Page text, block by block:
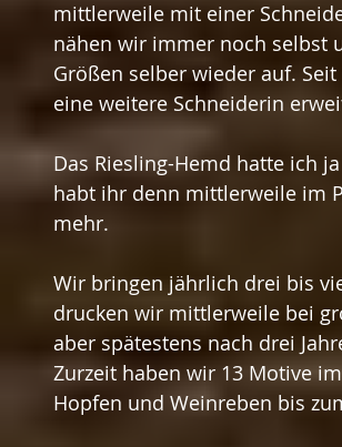
mittlerweile mit einer
nähen wir immer noch selbst
Größen selber wieder auf.
eine weitere Schneiderin
Das Riesling-Hemd hatte ich
habt ihr denn mittlerweile im
mehr.
Wir bringen jährlich drei bis
drucken wir mittlerweile bei
aber spätestens nach drei
Zurzeit haben wir 13 Motive
Hopfen und Weinreben bis